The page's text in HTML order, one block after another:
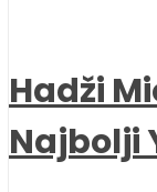
Hadži
Najbolji